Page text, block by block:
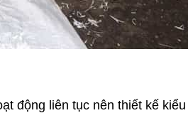
động liên tục nên thiết kế